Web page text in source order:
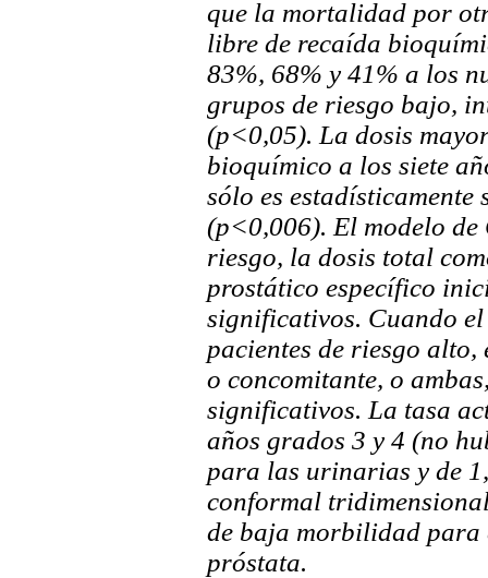
que la mortalidad por
libre de recaída
83%, 68% y 41% a los
grupos de riesgo bajo,
(p<0,05). La dosis
bioquímico a los siete
sólo es
(p<0,006). El modelo de
riesgo, la dosis total
prostático específico
significativos. Cuando
pacientes de riesgo
o concomitante, o
significativos. La tasa
años grados 3 y 4 (no
para las urinarias y de
conformal
de baja morbilidad para
próstata.